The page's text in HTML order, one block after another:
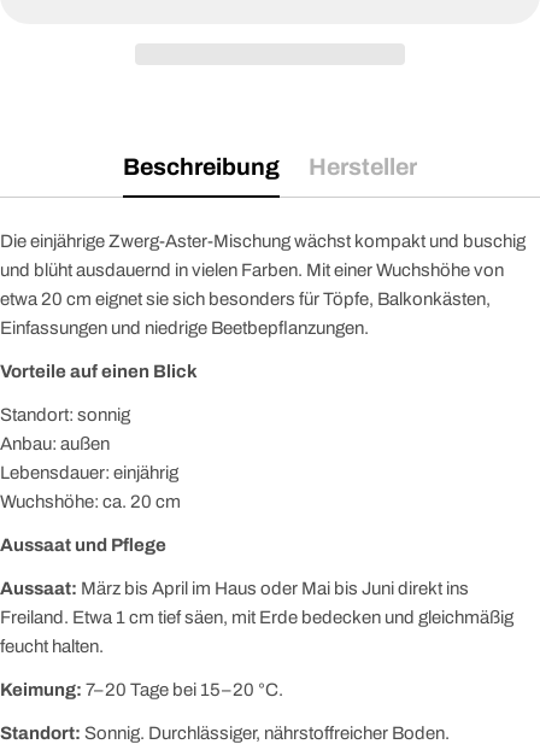
Beschreibung Hersteller
Die einjährige Zwerg-Aster-Mischung wächst kompakt und buschig
und blüht ausdauernd in vielen Farben. Mit einer Wuchshöhe von
etwa 20 cm eignet sie sich besonders für Töpfe, Balkonkästen,
Einfassungen und niedrige Beetbepflanzungen.
Vorteile auf einen Blick
Standort: sonnig
Anbau: außen
Lebensdauer: einjährig
Wuchshöhe: ca. 20 cm
Aussaat und Pflege
Aussaat: März bis April im Haus oder Mai bis Juni direkt ins
Freiland. Etwa 1 cm tief säen, mit Erde bedecken und gleichmäßig
feucht halten.
Keimung: 7–20 Tage bei 15–20 °C.
Standort: Sonnig. Durchlässiger, nährstoffreicher Boden.